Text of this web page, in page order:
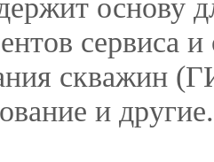
основу
сервиса и
скважин
и другие.